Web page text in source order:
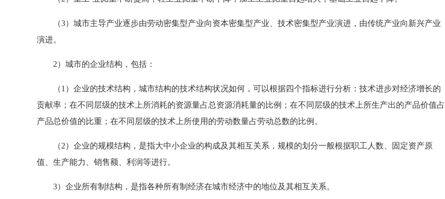
（3）城市主导产业逐步由劳动密集型产业向资本密集型产业、技术密集型产业演进，由传统产业向新兴产业
演进。
2）城市的企业结构，包括：
（1）企业的技术结构，城市结构的技术结构状况如何，可以根据四个指标进行分析：技术进步对经济增长的
贡献率；在不同层级的技术上所消耗的资源量占总资源消耗量的比例；在不同层级的技术上所生产出的产品价值占
产品总价值的比重；在不同层级的技术上所使用的劳动数量占劳动总数的比例。
（2）企业的规模结构，是指大中小企业的构成及其相互关系，规模的划分一般根据职工人数、固定资产原
值、生产能力、销售额、利润等进行。
3）企业所有制结构，是指各种所有制经济在城市经济中的地位及其相互关系。